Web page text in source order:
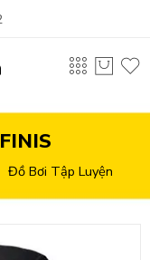
Đồ Bơi Tập Luyện